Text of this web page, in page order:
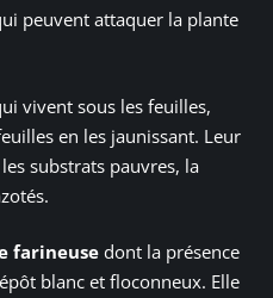
peuvent attaquer la plante
vivent sous les feuilles,
en les jaunissant. Leur
substrats pauvres, la
farineuse dont la présence
blanc et floconneux. Elle